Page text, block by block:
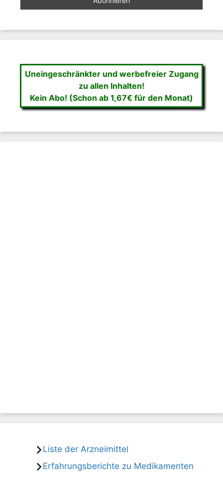
Uneingeschränkter und werbefreier Zugang
zu allen Inhalten!
Kein Abo! (Schon ab 1,67€ für den Monat)
Liste der Arzneimittel
Erfahrungsberichte zu Medikamenten